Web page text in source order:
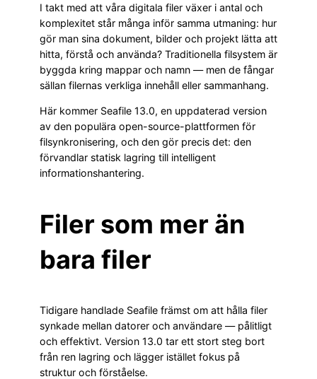
I takt med att våra digitala filer växer i antal och
komplexitet står många inför samma utmaning: hur
gör man sina dokument, bilder och projekt lätta att
hitta, förstå och använda? Traditionella filsystem är
byggda kring mappar och namn — men de fångar
sällan filernas verkliga innehåll eller sammanhang.
Här kommer Seafile 13.0, en uppdaterad version
av den populära open-source-plattformen för
filsynkronisering, och den gör precis det: den
förvandlar statisk lagring till intelligent
informationshantering.
Filer som mer än
bara filer
Tidigare handlade Seafile främst om att hålla filer
synkade mellan datorer och användare — pålitligt
och effektivt. Version 13.0 tar ett stort steg bort
från ren lagring och lägger istället fokus på
struktur och förståelse.